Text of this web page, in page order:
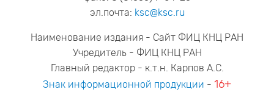
эл.почта: ksc@ksc.ru
Наименование издания - Сайт ФИЦ КНЦ РАН
Учредитель - ФИЦ КНЦ РАН
Главный редактор - к.т.н. Карпов А.С.
Знак информационной продукции - 16+